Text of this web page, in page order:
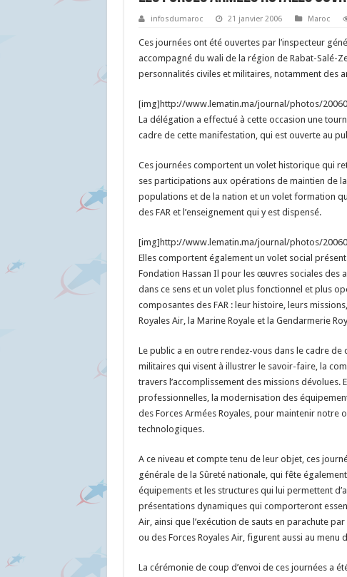
infosdumaroc 21 janvier 2006 Maroc
Ces journées ont été ouvertes par l’inspecteur
accompagné du wali de la région de Rabat-Salé-
personnalités civiles et militaires, notamment des
[img]http://www.lematin.ma/journal/photos/
La délégation a effectué à cette occasion une
cadre de cette manifestation, qui est ouverte au
Ces journées comportent un volet historique qui
ses participations aux opérations de maintien de
populations et de la nation et un volet formation
des FAR et l’enseignement qui y est dispensé.
[img]http://www.lematin.ma/journal/photos/
Elles comportent également un volet social
Fondation Hassan Il pour les œuvres sociales des
dans ce sens et un volet plus fonctionnel et plus
composantes des FAR : leur histoire, leurs
Royales Air, la Marine Royale et la Gendarmerie
Le public a en outre rendez-vous dans le cadre
militaires qui visent à illustrer le savoir-faire, la
travers l’accomplissement des missions
professionnelles, la modernisation des
des Forces Armées Royales, pour maintenir notre
technologiques.
A ce niveau et compte tenu de leur objet, ces
générale de la Sûreté nationale, qui fête
équipements et les structures qui lui permettent
présentations dynamiques qui comporteront
Air, ainsi que l’exécution de sauts en parachute
ou des Forces Royales Air, figurent aussi au menu
La cérémonie de coup d’envoi de ces journées a